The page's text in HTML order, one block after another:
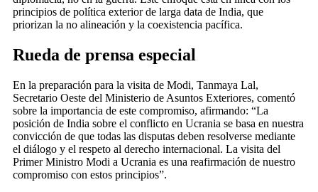
principios de política exterior de larga data de India, que
priorizan la no alineación y la coexistencia pacífica.
Rueda de prensa especial
En la preparación para la visita de Modi, Tanmaya Lal,
Secretario Oeste del Ministerio de Asuntos Exteriores, comentó
sobre la importancia de este compromiso, afirmando: “La
posición de India sobre el conflicto en Ucrania se basa en nuestra
convicción de que todas las disputas deben resolverse mediante
el diálogo y el respeto al derecho internacional. La visita del
Primer Ministro Modi a Ucrania es una reafirmación de nuestro
compromiso con estos principios”.